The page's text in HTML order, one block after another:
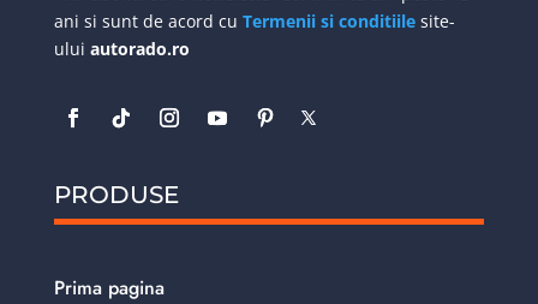
ani si sunt de acord cu Termenii si conditiilesite-
ului autorado.ro
PRODUSE
Prima pagina